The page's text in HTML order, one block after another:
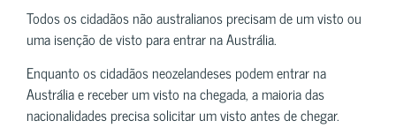
Todos os cidadãos não australianos precisam de um visto ou
uma isenção de visto para entrar na Austrália.
Enquanto os cidadãos neozelandeses podem entrar na
Austrália e receber um visto na chegada, a maioria das
nacionalidades precisa solicitar um visto antes de chegar.